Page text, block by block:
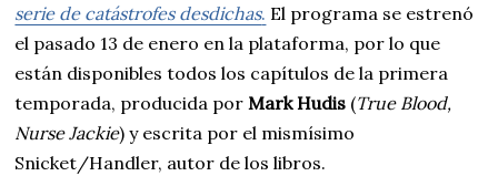
serie de catástrofes desdichas. El programa se estrenó
el pasado 13 de enero en la plataforma, por lo que
están disponibles todos los capítulos de la primera
temporada, producida porMark Hudis (True Blood,
Nurse Jackie) y escrita por el mismísimo
Snicket/Handler, autor de los libros.